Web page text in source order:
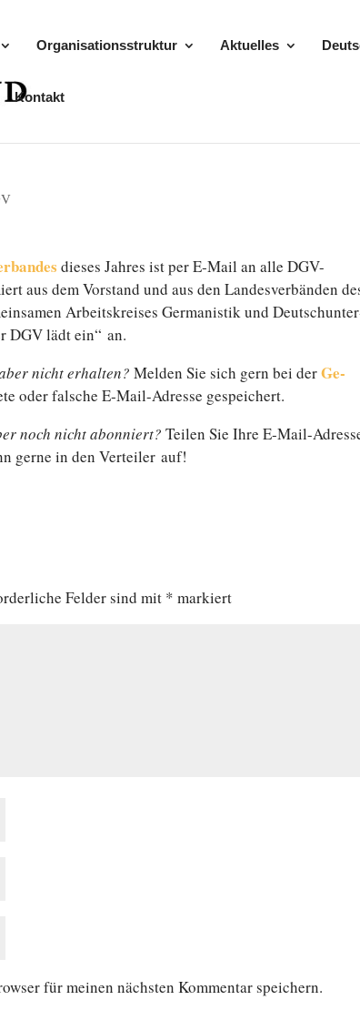
Organisationsstruktur Aktuelles
Kontakt
dieses Jahres ist per E‑Mail an alle DGV-
aus dem Vor­stand und aus den Lan­des­ver­bän­den
Ar­beits­krei­ses Ger­ma­nis­tik und
DGV lädt ein“ an.
nicht er­hal­ten? Melden Sie sich gern bei derGe­
oder falsche E‑Mail-Adresse gespeichert.
noch nicht abon­niert? Teilen Sie Ihre E‑Mail-
gerne in den Ver­tei­ler auf!
Felder sind mit * markiert
für meinen nächsten Kommentar speichern.